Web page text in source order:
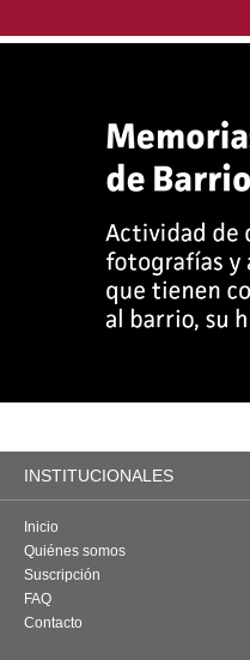
INSTITUCIONALES
Inicio
Quiénes somos
Suscripción
FAQ
Contacto